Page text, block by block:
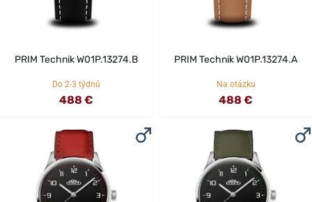
PRIM Technik W01P.13274.B
Do 2-3 týdnů
488 €
PRIM Technik W01P.13274.A
Na otázku
488 €